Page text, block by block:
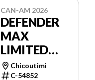
CAN-AM 2026
DEFENDER
MAX
LIMITED
CAB HD11
Chicoutimi
C-54852